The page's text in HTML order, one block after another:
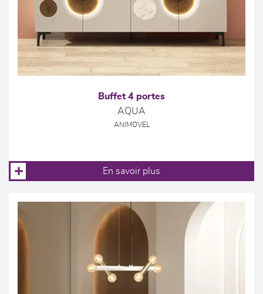
Buffet 4 portes
AQUA
ANIMOVEL
En savoir plus